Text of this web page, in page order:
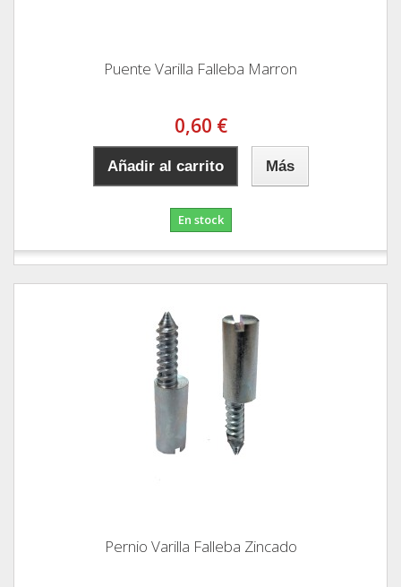
Puente Varilla Falleba Marron
0,60 €
Añadir al carrito Más
En stock
Pernio Varilla Falleba Zincado